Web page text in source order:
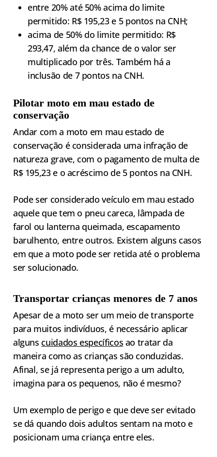
entre 20% até 50% acima do limite
permitido: R$ 195,23 e 5 pontos na CNH;
acima de 50% do limite permitido: R$
293,47, além da chance de o valor ser
multiplicado por três. Também há a
inclusão de 7 pontos na CNH.
Pilotar moto em mau estado de
conservação
Andar com a moto em mau estado de
conservação é considerada uma infração de
natureza grave, com o pagamento de multa de
R$ 195,23 e o acréscimo de 5 pontos na CNH.
Pode ser considerado veículo em mau estado
aquele que tem o pneu careca, lâmpada de
farol ou lanterna queimada, escapamento
barulhento, entre outros. Existem alguns casos
em que a moto pode ser retida até o problema
ser solucionado.
Transportar crianças menores de 7 anos
Apesar de a moto ser um meio de transporte
para muitos indivíduos, é necessário aplicar
alguns cuidados específicos ao tratar da
maneira como as crianças são conduzidas.
Afinal, se já representa perigo a um adulto,
imagina para os pequenos, não é mesmo?
Um exemplo de perigo e que deve ser evitado
se dá quando dois adultos sentam na moto e
posicionam uma criança entre eles.